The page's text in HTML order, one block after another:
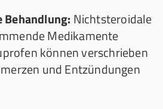
Nichtsteroidale
Medikamente
können verschrieben
und Entzündungen